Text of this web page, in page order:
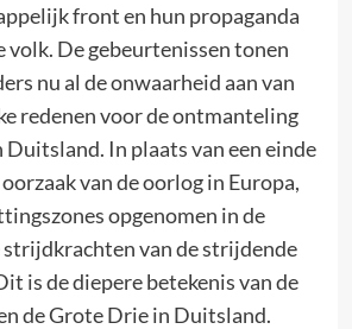
front en hun propaganda
volk. De gebeurtenissen tonen
nu al de onwaarheid aan van
redenen voor de ontmanteling
Duitsland. In plaats van een einde
van de oorlog in Europa,
opgenomen in de
van de strijdende
is de diepere betekenis van de
de Grote Drie in Duitsland.